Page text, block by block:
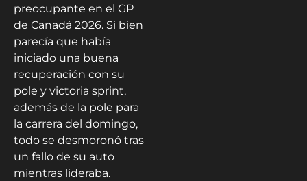
preocupante en el GP
de Canadá 2026. Si bien
parecía que había
iniciado una buena
recuperación con su
pole y victoria sprint,
además de la pole para
la carrera del domingo,
todo se desmoronó tras
un fallo de su auto
mientras lideraba.